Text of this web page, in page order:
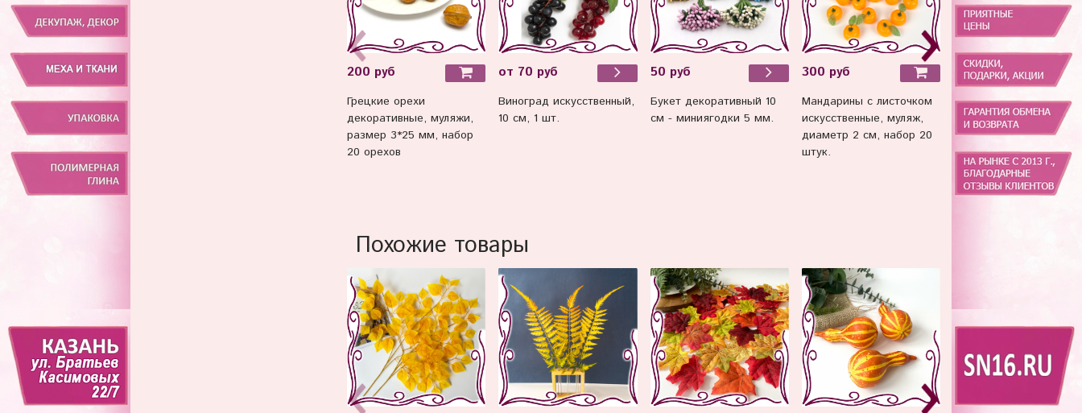
200 руб
Грецкие орехи
декоративные, муляжи,
размер 3*25 мм, набор
20 орехов
от 70 руб
Виноград искусственный,
10 см, 1 шт.
50 руб
Букет декоративный 10
см - миниягодки 5 мм.
300 руб
Мандарины с листочком
искусственные, муляж,
диаметр 2 см, набор 20
штук.
300 руб
Еловая лиана 1,5 м, + -
60 лапок, 1 шт.
Похожие товары